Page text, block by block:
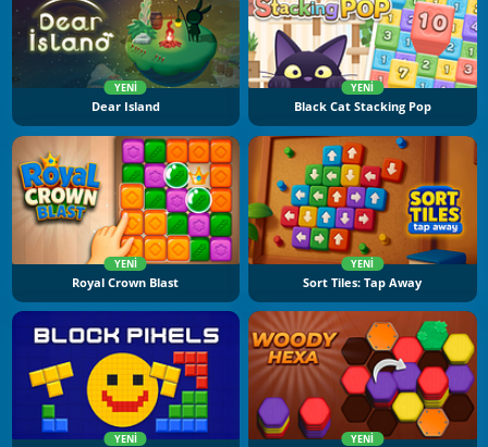
YENI
Dear Island
YENI
Black Cat Stacking Pop
YENI
Royal Crown Blast
YENI
Sort Tiles: Tap Away
YENI YENI